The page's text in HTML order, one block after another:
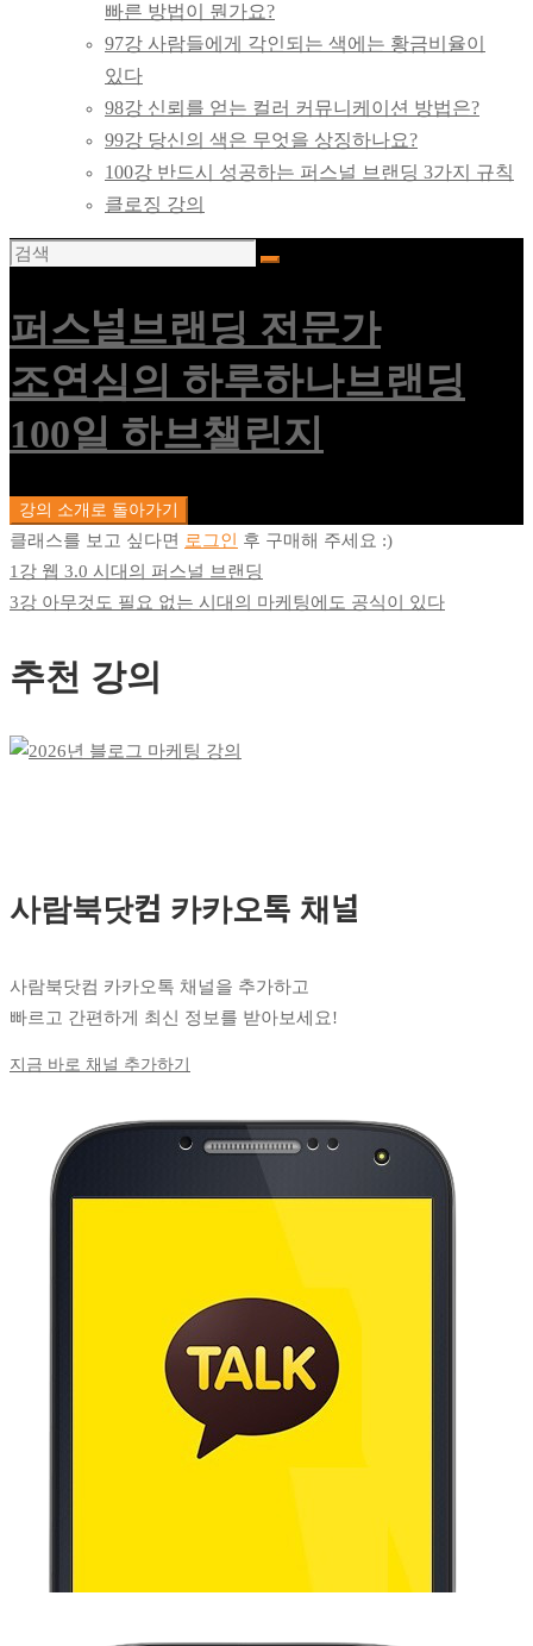
빠른 방법이 뭔가요?
97강 사람들에게 각인되는 색에는 황금비율이
있다
98강 신뢰를 얻는 컬러 커뮤니케이션 방법은?
99강 당신의 색은 무엇을 상징하나요?
100강 반드시 성공하는 퍼스널 브랜딩 3가지 규칙
클로징 강의
퍼스널브랜딩 전문가
조연심의 하루하나브랜딩
100일 하브챌린지
강의 소개로 돌아가기
클래스를 보고 싶다면 로그인
후 구매해 주세요 :)
1강 웹 3.0 시대의 퍼스널 브랜딩
3강 아무것도 필요 없는 시대의 마케팅에도 공식이 있다
추천 강의
사람북닷컴 카카오톡 채널
사람북닷컴 카카오톡 채널을 추가하고
빠르고 간편하게 최신 정보를 받아보세요!
지금 바로 채널 추가하기